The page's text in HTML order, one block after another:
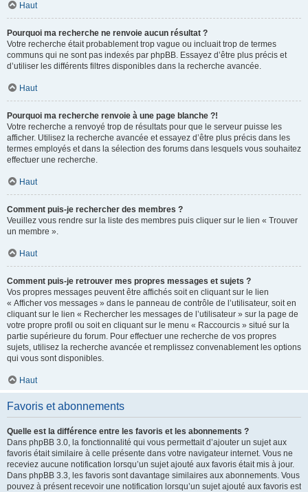
Haut
Pourquoi ma recherche ne renvoie aucun résultat ?
Votre recherche était probablement trop vague ou incluait trop de termes
communs qui ne sont pas indexés par phpBB. Essayez d’être plus précis et
d’utiliser les différents filtres disponibles dans la recherche avancée.
Haut
Pourquoi ma recherche renvoie à une page blanche ?!
Votre recherche a renvoyé trop de résultats pour que le serveur puisse les
afficher. Utilisez la recherche avancée et essayez d’être plus précis dans les
termes employés et dans la sélection des forums dans lesquels vous souhaitez
effectuer une recherche.
Haut
Comment puis-je rechercher des membres ?
Veuillez vous rendre sur la liste des membres puis cliquer sur le lien « Trouver
un membre ».
Haut
Comment puis-je retrouver mes propres messages et sujets ?
Vos propres messages peuvent être affichés soit en cliquant sur le lien
« Afficher vos messages » dans le panneau de contrôle de l’utilisateur, soit en
cliquant sur le lien « Rechercher les messages de l’utilisateur » sur la page de
votre propre profil ou soit en cliquant sur le menu « Raccourcis » situé sur la
partie supérieure du forum. Pour effectuer une recherche de vos propres
sujets, utilisez la recherche avancée et remplissez convenablement les options
qui vous sont disponibles.
Haut
Favoris et abonnements
Quelle est la différence entre les favoris et les abonnements ?
Dans phpBB 3.0, la fonctionnalité qui vous permettait d’ajouter un sujet aux
favoris était similaire à celle présente dans votre navigateur internet. Vous ne
receviez aucune notification lorsqu’un sujet ajouté aux favoris était mis à jour.
Dans phpBB 3.3, les favoris sont davantage similaires aux abonnements. Vous
pouvez à présent recevoir une notification lorsqu’un sujet ajouté aux favoris est